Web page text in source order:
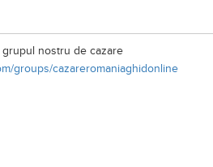
grupul nostru de cazare
groups/cazareromaniaghidonline